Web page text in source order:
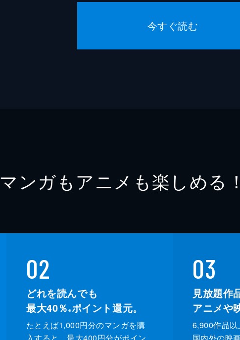
今すぐ読む
マンガもアニメも楽しめる！
02
どれを読んでも
最大40％ ※ポイント還元。
たとえば1,000円分のマンガを購
03
見放題作
アニメや
6,900作品以